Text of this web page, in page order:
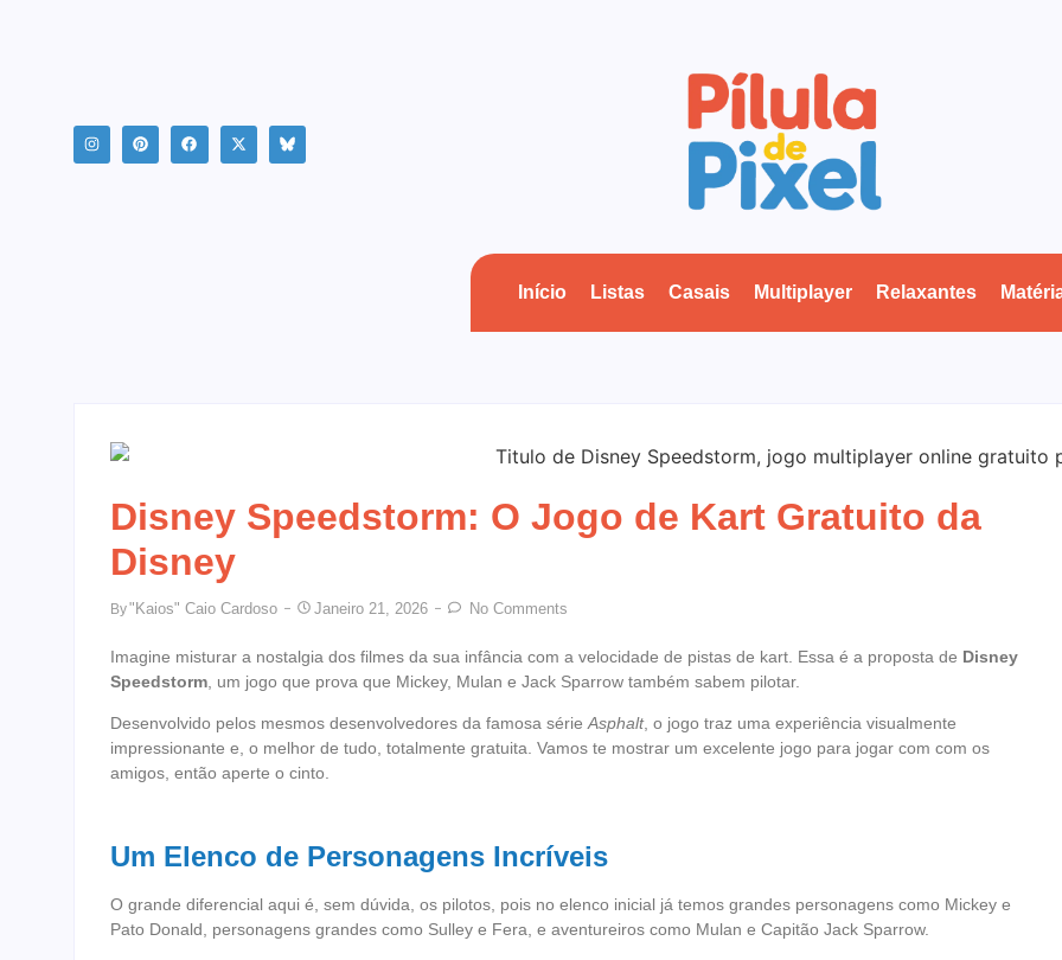
Início Listas Casais Multiplayer Relaxantes
Disney Speedstorm: O Jogo de Kart Gratuito da
Disney
By"Kaios" Caio Cardoso Janeiro 21, 2026 No Comments
Imagine misturar a nostalgia dos filmes da sua infância com a velocidade de pistas de kart. Essa é a proposta de Disney
Speedstorm , um jogo que prova que Mickey, Mulan e Jack Sparrow também sabem pilotar.
Desenvolvido pelos mesmos desenvolvedores da famosa série Asphalt, o jogo traz uma experiência visualmente
impressionante e, o melhor de tudo, totalmente gratuita. Vamos te mostrar um excelente jogo para jogar com com os
amigos, então aperte o cinto.
Um Elenco de Personagens Incríveis
O grande diferencial aqui é, sem dúvida, os pilotos, pois no elenco inicial já temos grandes personagens como Mickey e
Pato Donald, personagens grandes como Sulley e Fera, e aventureiros como Mulan e Capitão Jack Sparrow.